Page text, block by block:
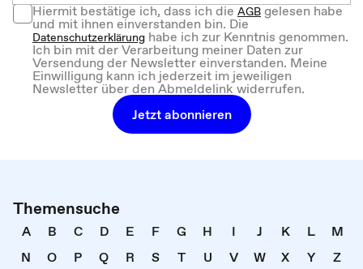
Hiermit bestätige ich, dass ich dieAGBgelesen habe
und mit ihnen einverstanden bin. Die
Datenschutzerklärung habe ich zur Kenntnis genommen.
Ich bin mit der Verarbeitung meiner Daten zur
Versendung der Newsletter einverstanden. Meine
Einwilligung kann ich jederzeit im jeweiligen
Newsletter über den Abmeldelink widerrufen.
Jetzt abonnieren
Themensuche
A B C D E F G H I J K L
M
N
O P Q R S T U V W X Y
Z